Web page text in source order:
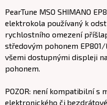
PearTune MSO SHIMANO
elektrokola používaný k
rychlostního omezení
středovým pohonem
všemi dostupnými displeji
pohonem.
POZOR: není kompatibilní s
elektronického či